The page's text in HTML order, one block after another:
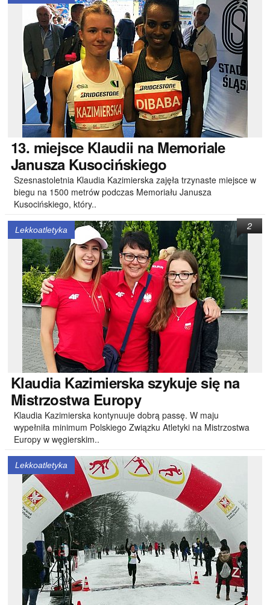
13. miejsce Klaudii na Memoriale
Janusza Kusocińskiego
Szesnastoletnia Klaudia Kazimierska zajęła trzynaste miejsce w
biegu na 1500 metrów podczas Memoriału Janusza
Kusocińskiego, który..
Lekkoatletyka
KlaudiaKazimierska szykuje się na
Mistrzostwa Europy
Klaudia Kazimierska kontynuuje dobrą passę. W maju
wypełniła minimum Polskiego Związku Atletyki na Mistrzostwa
Europy w węgierskim..
2
Lekkoatletyka